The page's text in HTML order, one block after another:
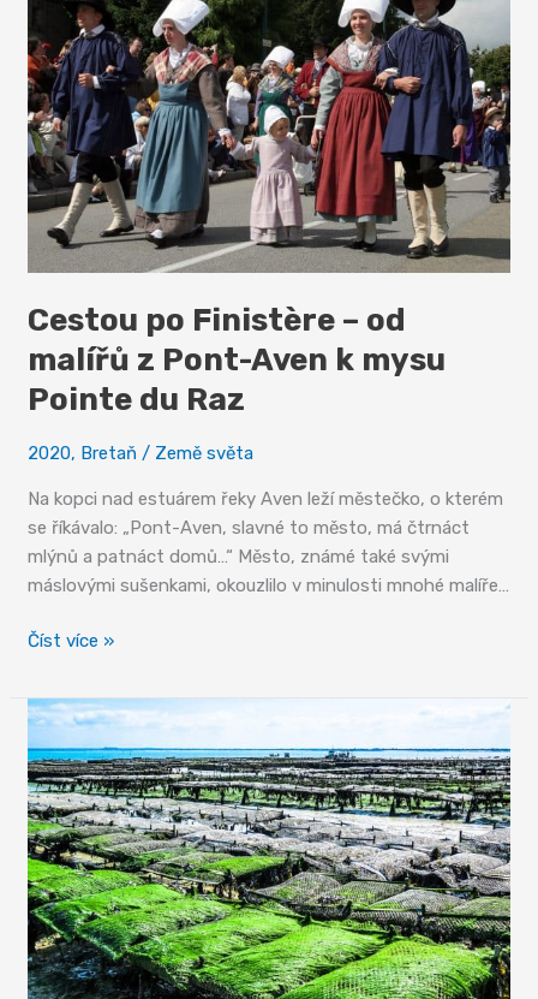
Cestou po Finistère – od
malířů z Pont-Aven k mysu
Pointe du Raz
2020, Bretaň / Země světa
Na kopci nad estuárem řeky Aven leží městečko, o kterém
se říkávalo: „Pont-Aven, slavné to město, má čtrnáct
mlýnů a patnáct domů…“ Město, známé také svými
máslovými sušenkami, okouzlilo v minulosti mnohé malíře…
Cestou
Finistère
–
od
malířů
z
Pont-
Aven
k
mysu
Pointe
du
Číst více »